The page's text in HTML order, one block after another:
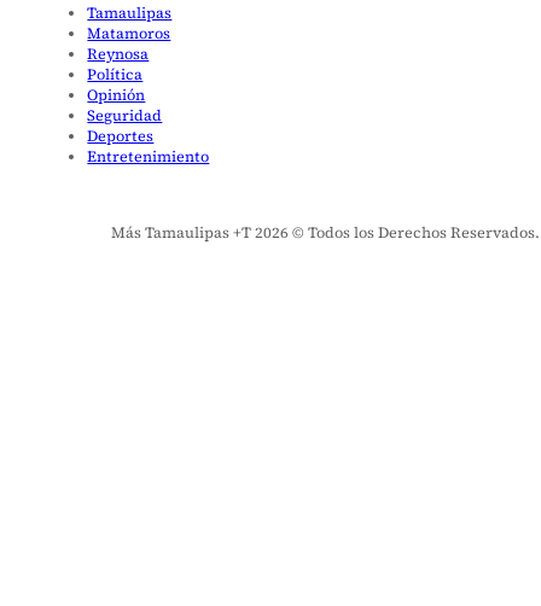
Tamaulipas
Matamoros
Reynosa
Política
Opinión
Seguridad
Deportes
Entretenimiento
Más Tamaulipas +T 2026 © Todos los Derechos